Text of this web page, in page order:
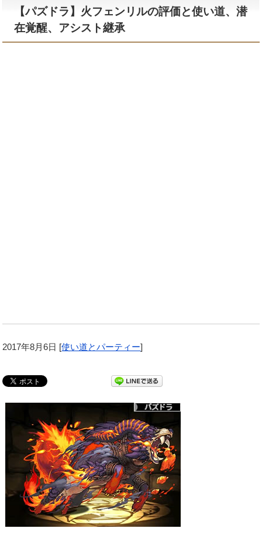
【パズドラ】火フェンリルの評価と使い道、潜
在覚醒、アシスト継承
2017年8月6日 [使い道とパーティー]